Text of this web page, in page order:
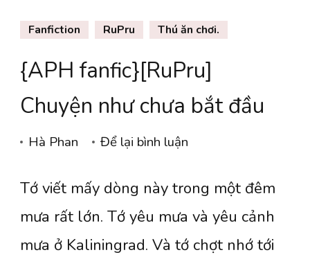
Fanfiction RuPru Thú ăn chơi.
{APH fanfic}[RuPru]
Chuyện như chưa bắt đầu
Hà Phan Để lại bình luận
fanfic}
[RuPru]
Chuyện
Tớ viết mấy dòng này trong một đêm
mưa rất lớn. Tớ yêu mưa và yêu cảnh
mưa ở Kaliningrad. Và tớ chợt nhớ tới